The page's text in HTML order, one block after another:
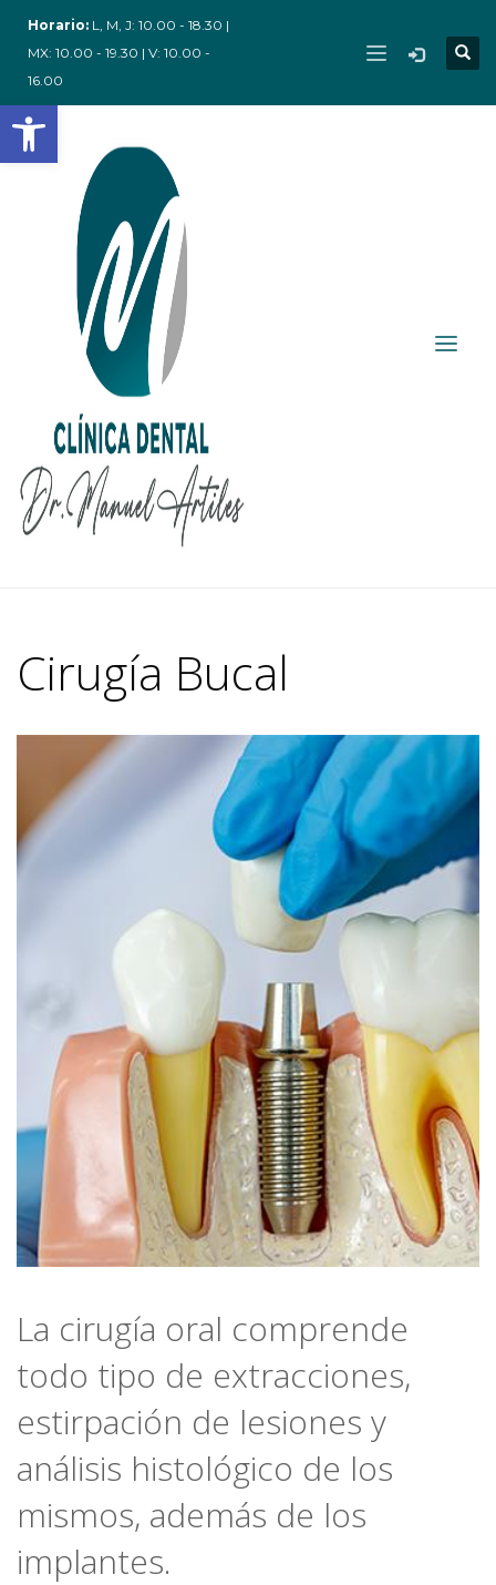
Abrir barra de herramientas
Horario: L, M, J: 10.00 - 18.30 |
MX: 10.00 - 19.30 | V: 10.00 -
16.00
Cirugía Bucal
La cirugía oral comprende
todo tipo de extracciones,
estirpación de lesiones y
análisis histológico de los
mismos, además de los
implantes.